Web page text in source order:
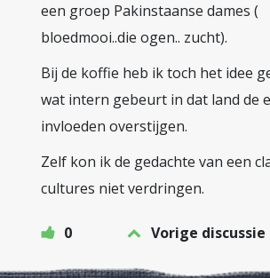
een groep Pakinstaanse dames (
bloedmooi..die ogen.. zucht).
Bij de koffie heb ik toch het idee
wat intern gebeurt in dat land de
invloeden overstijgen.
Zelf kon ik de gedachte van een
cultures niet verdringen.
0 Vorige discussie